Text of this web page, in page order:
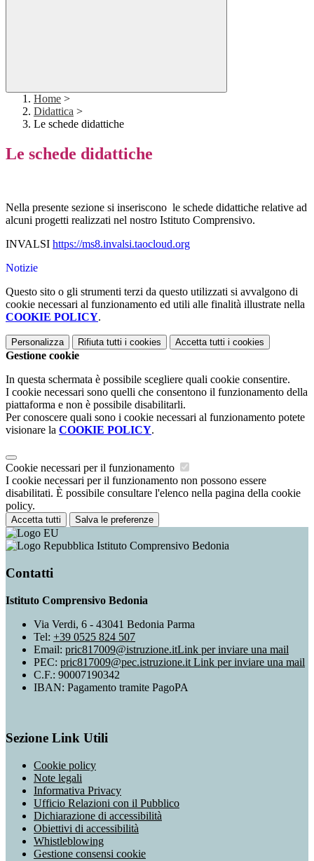
Home >
Didattica >
Le schede didattiche
Le schede didattiche
Nella presente sezione si inseriscono le schede didattiche relative ad
alcuni progetti realizzati nel nostro Istituto Comprensivo.
INVALSI https://ms8.invalsi.taocloud.org
Notizie
Questo sito o gli strumenti terzi da questo utilizzati si avvalgono di
cookie necessari al funzionamento ed utili alle finalità illustrate nella
COOKIE POLICY.
Personalizza Rifiuta tutti i cookies Accetta tutti i cookies
Gestione cookie
In questa schermata è possibile scegliere quali cookie consentire.
I cookie necessari sono quelli che consentono il funzionamento della
piattaforma e non è possibile disabilitarli.
Per conoscere quali sono i cookie necessari al funzionamento potete
visionare la COOKIE POLICY.
Cookie necessari per il funzionamento
I cookie necessari per il funzionamento non possono essere
disabilitati. È possibile consultare l'elenco nella pagina della cookie
policy.
Accetta tutti Salva le preferenze
Istituto Comprensivo Bedonia
Contatti
Istituto Comprensivo Bedonia
Via Verdi, 6 - 43041 Bedonia Parma
Tel: +39 0525 824 507
Email: pric817009@istruzione.itLink per inviare una mail
PEC: pric817009@pec.istruzione.it Link per inviare una mail
C.F.: 90007190342
IBAN: Pagamento tramite PagoPA
Sezione Link Utili
Cookie policy
Note legali
Informativa Privacy
Ufficio Relazioni con il Pubblico
Dichiarazione di accessibilità
Obiettivi di accessibilità
Whistleblowing
Gestione consensi cookie